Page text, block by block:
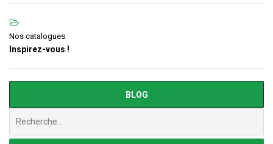
Nos catalogues
Inspirez-vous !
BLOG